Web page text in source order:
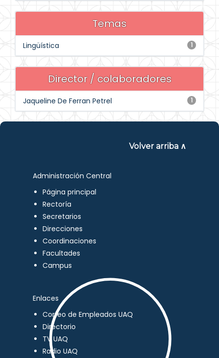
Temas
1
Lingüística
Director / colaboradores
1
Jaqueline De Ferran Petrel
Volver arriba ∧
Administración Central
Página principal
Rectoría
Secretarios
Direcciones
Coordinaciones
Facultades
Campus
Enlaces
Correo de Empleados UAQ
Directorio
TV UAQ
Radio UAQ